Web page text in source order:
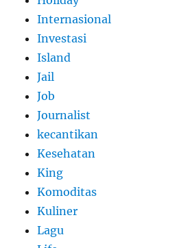
Internasional
Investasi
Island
Jail
Job
Journalist
kecantikan
Kesehatan
King
Komoditas
Kuliner
Lagu